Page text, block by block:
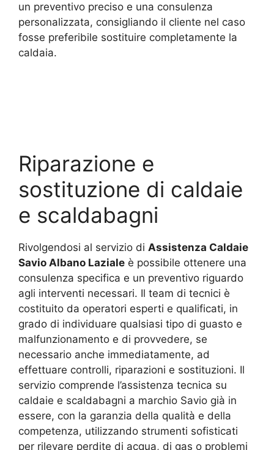
un preventivo preciso e una consulenza
personalizzata, consigliando il cliente nel caso
fosse preferibile sostituire completamente la
caldaia.
Riparazione e
sostituzione di caldaie
e scaldabagni
Rivolgendosi al servizio di Assistenza Caldaie
Savio Albano Laziale è possibile ottenere una
consulenza specifica e un preventivo riguardo
agli interventi necessari. Il team di tecnici è
costituito da operatori esperti e qualificati, in
grado di individuare qualsiasi tipo di guasto e
malfunzionamento e di provvedere, se
necessario anche immediatamente, ad
effettuare controlli, riparazioni e sostituzioni. Il
servizio comprende l’assistenza tecnica su
caldaie e scaldabagni a marchio Savio già in
essere, con la garanzia della qualità e della
competenza, utilizzando strumenti sofisticati
per rilevare perdite di acqua, di gas o problemi